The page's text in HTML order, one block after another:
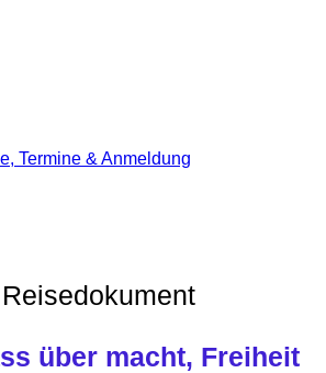
Termine & Anmeldung
über macht, Freiheit